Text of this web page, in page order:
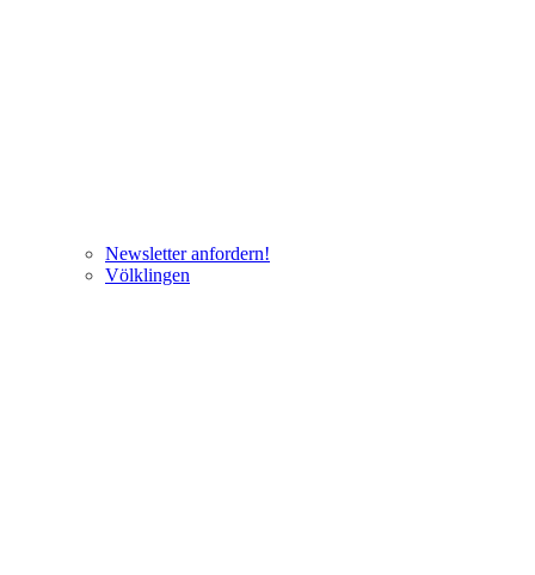
Newsletter anfordern!
Völklingen